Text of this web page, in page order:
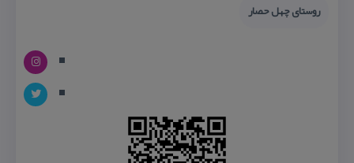
روستای چهل حصار